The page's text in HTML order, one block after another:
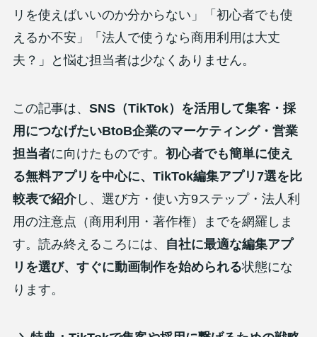
リを使えばいいのか分からない」「初心者でも使
えるか不安」「法人で使うなら商用利用は大丈
夫？」と悩む担当者は少なくありません。
この記事は、 SNS（TikTok）を活用して集客・採
用につなげたいBtoB企業のマーケティング・営業
担当者に向けたものです。 初心者でも簡単に使え
る無料アプリを中心に、TikTok編集アプリ7選を比
較表で紹介し、選び方・使い方9ステップ・法人利
用の注意点（商用利用・著作権）までを網羅しま
す。読み終えるころには、
自社に最適な編集アプ
リを選び、すぐに動画制作を始められる状態にな
ります。